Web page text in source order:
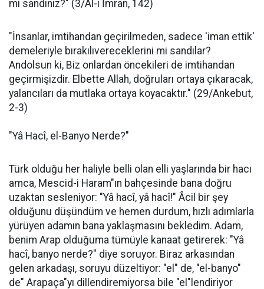
mi sandınız?" (3/Âl-i İmran, 142)
"İnsanlar, imtihandan geçirilmeden, sadece 'iman ettik'
demeleriyle bırakılıvereceklerini mi sandılar?
Andolsun ki, Biz onlardan öncekileri de imtihandan
geçirmişizdir. Elbette Allah, doğruları ortaya çıkaracak,
yalancıları da mutlaka ortaya koyacaktır." (29/Ankebut,
2-3)
"Yâ Hacî, el-Banyo Nerde?"
Türk olduğu her haliyle belli olan elli yaşlarında bir hacı
amca, Mescid-i Haram"ın bahçesinde bana doğru
uzaktan sesleniyor: "Yâ hacî, yâ hacî!" Âcil bir şey
olduğunu düşündüm ve hemen durdum, hızlı adımlarla
yürüyen adamın bana yaklaşmasını bekledim. Adam,
benim Arap olduğuma tümüyle kanaat getirerek: "Yâ
hacî, banyo nerde?" diye soruyor. Biraz arkasından
gelen arkadaşı, soruyu düzeltiyor: "el" de, "el-banyo"
de" Arapaça"yı dillendiremiyorsa bile "el"lendiriyor